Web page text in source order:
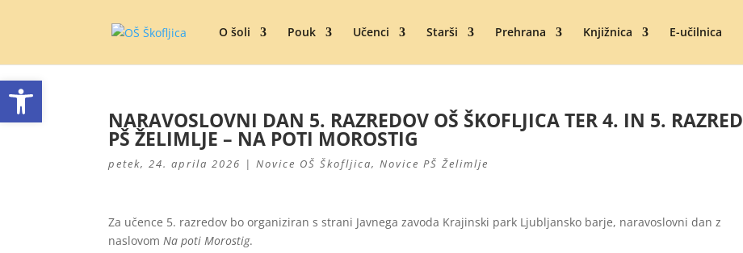
O šoli Pouk Učenci Starši Prehrana Knjižnica E-učilnica
NARAVOSLOVNI DAN 5. RAZREDOV OŠ ŠKOFLJICA TER 4. IN 5. RAZRED
PŠ ŽELIMLJE – NA POTI MOROSTIG
petek, 24. aprila 2026 |Novice OŠ Škofljica,Novice PŠ Želimlje
Za učence 5. razredov bo organiziran s strani Javnega zavoda Krajinski park Ljubljansko barje, naravoslovni dan z
naslovomNa poti Morostig.
Open toolbar